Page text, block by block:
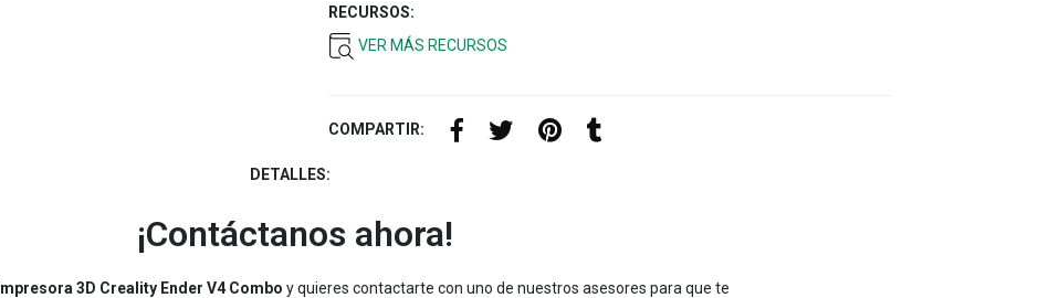
RECURSOS:
VER MÁS RECURSOS
COMPARTIR:
DETALLES:
¡Contáctanos ahora!
Impresora 3D Creality Ender V4 Combo y quieres contactarte con uno de nuestros asesores para que te